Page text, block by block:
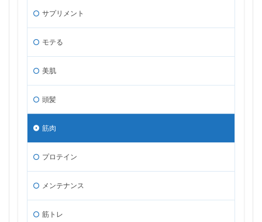
サプリメント
モテる
美肌
頭髪
筋肉
プロテイン
メンテナンス
筋トレ